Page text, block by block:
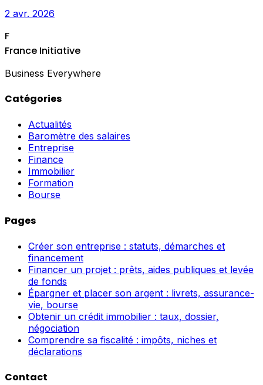
2 avr. 2026
F
France Initiative
Business Everywhere
Catégories
Actualités
Baromètre des salaires
Entreprise
Finance
Immobilier
Formation
Bourse
Pages
Créer son entreprise : statuts, démarches et
financement
Financer un projet : prêts, aides publiques et levée
de fonds
Épargner et placer son argent : livrets, assurance-
vie, bourse
Obtenir un crédit immobilier : taux, dossier,
négociation
Comprendre sa fiscalité : impôts, niches et
déclarations
Contact